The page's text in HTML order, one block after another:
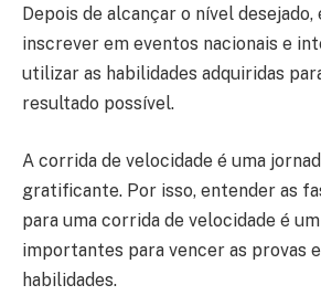
Depois de alcançar o nível desejado,
inscrever em eventos nacionais e
utilizar as habilidades adquiridas
resultado possível.
A corrida de velocidade é uma
gratificante. Por isso, entender as
para uma corrida de velocidade é
importantes para vencer as provas
habilidades.